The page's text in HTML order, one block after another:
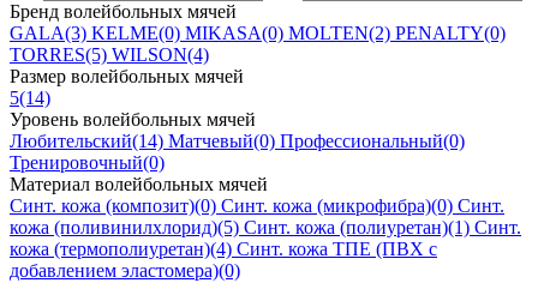
Бренд волейбольных мячей
GALA(3) KELME(0) MIKASA(0) MOLTEN(2) PENALTY(0)
TORRES(5) WILSON(4)
Размер волейбольных мячей
5(14)
Уровень волейбольных мячей
Любительский(14) Матчевый(0) Профессиональный(0)
Тренировочный(0)
Материал волейбольных мячей
Синт. кожа (композит)(0) Синт. кожа (микрофибра)(0) Синт.
кожа (поливинилхлорид)(5) Синт. кожа (полиуретан)(1) Синт.
кожа (термополиуретан)(4) Синт. кожа TПE (ПВХ с
добавлением эластомера)(0)